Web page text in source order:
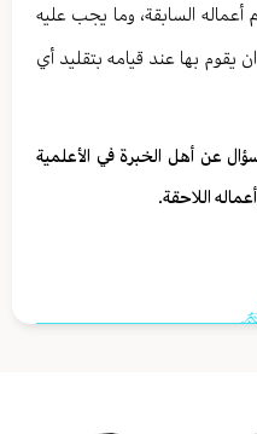
السابقة، وما يجب عليه
يقوم بها عند قيامه بتقليد أي
عن أهل الخبرة في الأعلمية
اللاحقة.